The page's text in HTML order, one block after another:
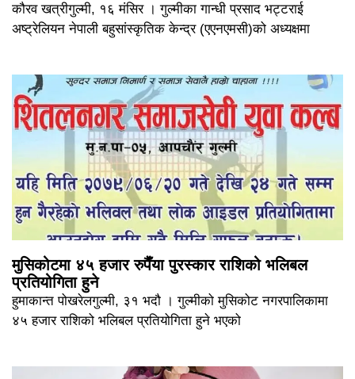
कौरव खत्रीगुल्मी, १६ मंसिर । गुल्मीका गान्धी प्रसाद भट्टराई
अष्ट्रेलियन नेपाली बहुसांस्कृतिक केन्द्र (एएनएमसी)को अध्यक्षमा
मुसिकोटमा ४५ हजार रुपैँया पुरस्कार राशिको भलिबल
प्रतियोगिता हुने
हुमाकान्त पोखरेलगुल्मी, ३१ भदौ । गुल्मीको मुसिकोट नगरपालिकामा
४५ हजार राशिको भलिबल प्रतियोगिता हुने भएको